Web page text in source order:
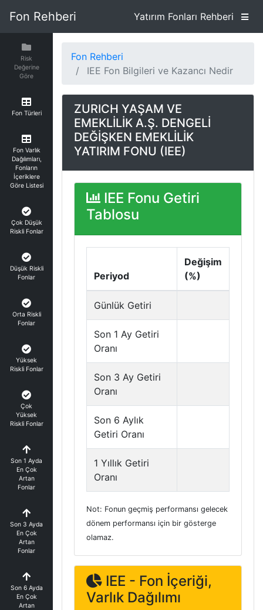
Fon Rehberi Yatırım Fonları Rehberi
Risk
Değerine
Göre
Fon Türleri
Fon Varlık
Dağılımları,
Fonların
İçeriklere
Göre Listesi
Çok Düşük
Riskli Fonlar
Düşük Riskli
Fonlar
Orta Riskli
Fonlar
Yüksek
Riskli Fonlar
Çok
Yüksek
Riskli Fonlar
Son 1 Ayda
En Çok
Artan
Fonlar
Son 3 Ayda
En Çok
Artan
Fonlar
Son 6 Ayda
En Çok
Artan
Fon Rehberi
IEE Fon Bilgileri ve Kazancı Nedir
ZURICH YAŞAM VE
EMEKLİLİK A.Ş. DENGELİ
DEĞİŞKEN EMEKLİLİK
YATIRIM FONU (IEE)
IEE Fonu Getiri
Tablosu
Periyod
Değişim
(%)
Günlük Getiri
Son 1 Ay Getiri
Oranı
Son 3 Ay Getiri
Oranı
Son 6 Aylık
Getiri Oranı
1 Yıllık Getiri
Oranı
Not: Fonun geçmiş performansı gelecek
dönem performansı için bir gösterge
olamaz.
IEE - Fon İçeriği,
Varlık Dağılımı